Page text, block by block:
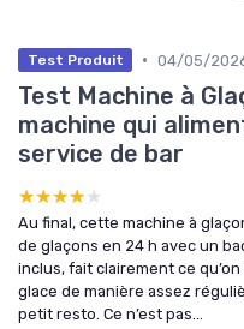
Test Produit • 04/05/
Test Machine à
machine qui
service de bar
★★★★★
★★★★★
Au final, cette machine à
de glaçons en 24 h avec un
inclus, fait clairement ce
glace de manière assez
petit resto. Ce n’est pas...